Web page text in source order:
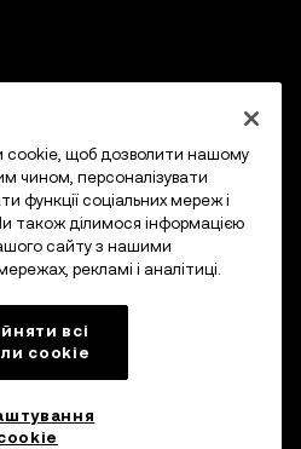
cookie, щоб дозволити нашому
чином, персоналізувати
функції соціальних мереж і
також ділимося інформацією
сайту з нашими
рекламі і аналітиці.
всі
сookie